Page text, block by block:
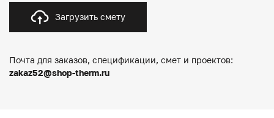
Загрузить смету
Почта для заказов, спецификации, смет и проектов:
zakaz52@shop-therm.ru